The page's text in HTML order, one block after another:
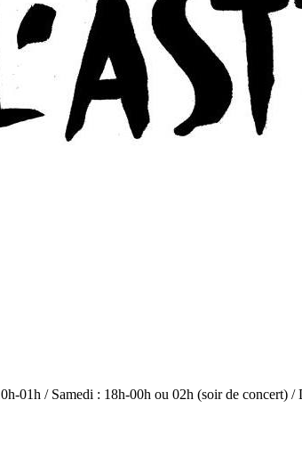
01h / Samedi : 18h-00h ou 02h (soir de concert)